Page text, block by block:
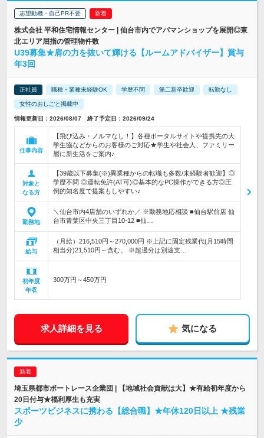
志望動機・自己PR不要
株式会社 平和住宅情報センター | 仙台市内でアパマンショップを展開◎東
北エリア屈指の管理物件数
U39募集★肩の力を抜いて輝ける【ルームアドバイザー】賞与
年3回
正社員 職種・業種未経験OK 学歴不問 第二新卒歓迎 転勤なし
女性のおしごと掲載中
情報更新日：2026/08/07 終了予定日：2026/09/24
仕事内容
【飛び込み・ノルマなし！】各種ポータルサイトや提携先の大
学生協などからのお客様のご対応★学生や社会人、ファミリー
層に新生活をご案内♪
対象と
なる方
【39歳以下募集(※)異業種からの転職も多数/未経験者歓迎】◎
学歴不問 ◎運転免許(AT可)◎基本的なPC操作ができる方◎圧
倒的知名度で提案もしやすい♪
勤務地
＼仙台市内4店舗のいずれか／ ※勤務地応相談 ■仙台駅前店 仙
台市青葉区中央三丁目10-12 ■仙…
給与
（月給）216,510円～270,000円 ※上記に固定残業代(月15時間
相当分)21,510円～含む。 ※超過分は別途支…
初年度
年収
300万円～450万円
求人詳細を見る 気になる
埼玉県都市ボートレース企業団 | 【地域社会貢献は大】★有給初年度から
20日付与★福利厚生も充実
スポーツビジネスに携わる【総合職】★年休120日以上 ★残業
少